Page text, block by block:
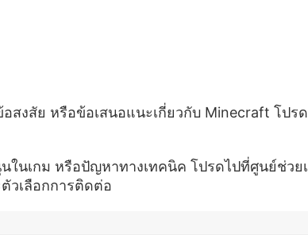
งสัย หรือข้อเสนอแนะเกี่ยวกับ Minecraft โปร
นเกม หรือปัญหาทางเทคนิค โปรดไปที่ศูนย์ช่วย
วเลือกการติดต่อ